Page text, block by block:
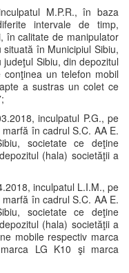
M.P.R., în baza
intervale de timp,
în calitate de manipulator
în Municipiul Sibiu,
Sibiu, din depozitul
un telefon mobil
a sustras un colet ce
inculpatul P.G., pe
în cadrul S.C. AA E.
societate ce deţine
(hala) societăţii a
inculpatul L.I.M., pe
în cadrul S.C. AA E.
societate ce deţine
(hala) societăţii a
mobile respectiv marca
LG K10 şi marca